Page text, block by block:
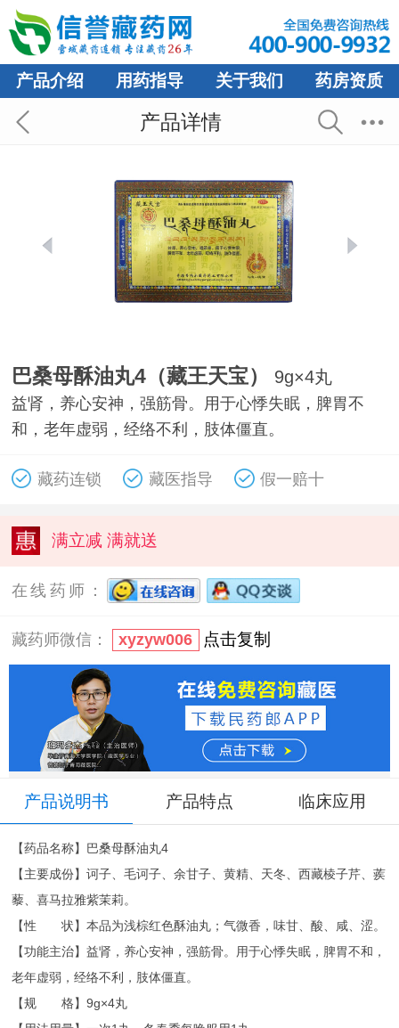
产品介绍 用药指导 关于我们 药房资质
产品详情
巴桑母酥油丸4（藏王天宝） 9g×4丸
益肾，养心安神，强筋骨。用于心悸失眠，脾胃不
和，老年虚弱，经络不利，肢体僵直。
藏药连锁 藏医指导 假一赔十
满立减 满就送
在线药师：
藏药师微信： xyzyw006 点击复制
产品说明书 产品特点 临床应用
【药品名称】巴桑母酥油丸4
【主要成份】诃子、毛诃子、余甘子、黄精、天冬、西藏棱子芹、蒺
藜、喜马拉雅紫茉莉。
【性 状】本品为浅棕红色酥油丸；气微香，味甘、酸、咸、涩。
【功能主治】益肾，养心安神，强筋骨。用于心悸失眠，脾胃不和，
老年虚弱，经络不利，肢体僵直。
【规 格】9g×4丸